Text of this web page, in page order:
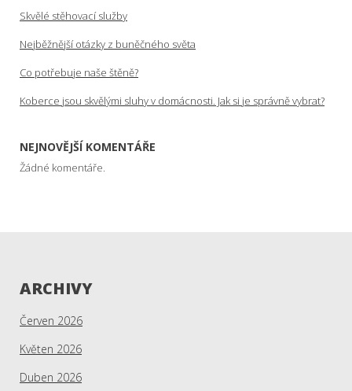
Skvělé stěhovací služby
Nejběžnější otázky z buněčného světa
Co potřebuje naše štěně?
Koberce jsou skvělými sluhy v domácnosti. Jak si je správně vybrat?
NEJNOVĚJŠÍ KOMENTÁŘE
Žádné komentáře.
ARCHIVY
Červen 2026
Květen 2026
Duben 2026